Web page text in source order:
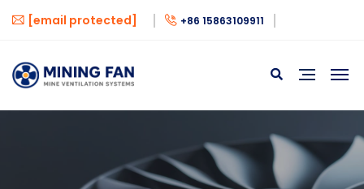
[email protected] +86 15863109911